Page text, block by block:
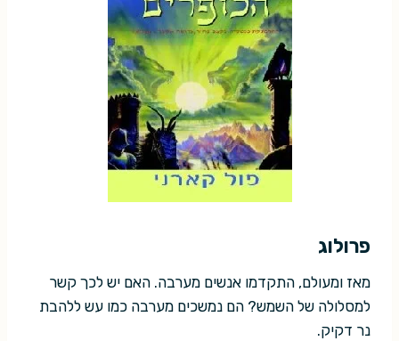
פרולוג
מאז ומעולם, התקדמו אנשים מערבה. האם יש לכך קשר
למסלולה של השמש? הם נמשכים מערבה כמו עש ללהבת
נר דקיק.